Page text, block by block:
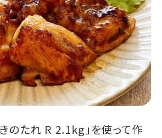
のたれ R 2.1kg」を使って作